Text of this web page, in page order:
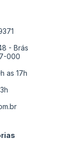
- Brás
000
as 17h